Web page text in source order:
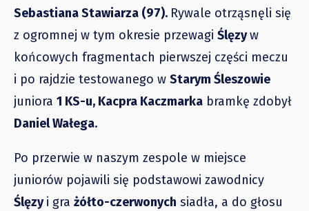
Sebastiana Stawiarza (97). Rywale otrząsnęli się
z ogromnej w tym okresie przewagi Ślęzyw
końcowych fragmentach pierwszej części meczu
i po rajdzie testowanego w Starym Śleszowie
juniora 1 KS-u, Kacpra Kaczmarka bramkę zdobył
Daniel Wałega.
Po przerwie w naszym zespole w miejsce
juniorów pojawili się podstawowi zawodnicy
Ślęzyi gra żółto-czerwonych siadła, a do głosu